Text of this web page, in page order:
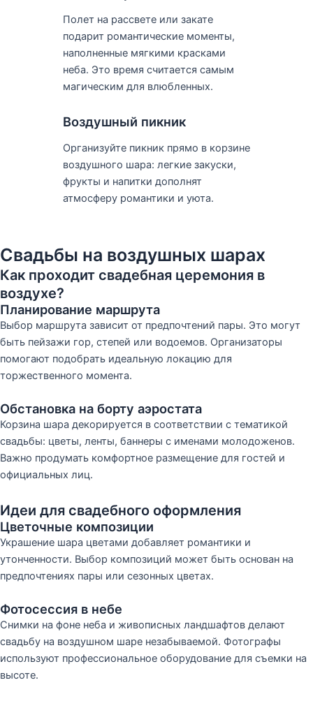
Полет на рассвете или закате
подарит романтические моменты,
наполненные мягкими красками
неба. Это время считается самым
магическим для влюбленных.
Воздушный пикник
Организуйте пикник прямо в корзине
воздушного шара: легкие закуски,
фрукты и напитки дополнят
атмосферу романтики и уюта.
Свадьбы на воздушных шарах
Как проходит свадебная церемония в
воздухе?
Планирование маршрута
Выбор маршрута зависит от предпочтений пары. Это могут
быть пейзажи гор, степей или водоемов. Организаторы
помогают подобрать идеальную локацию для
торжественного момента.
Обстановка на борту аэростата
Корзина шара декорируется в соответствии с тематикой
свадьбы: цветы, ленты, баннеры с именами молодоженов.
Важно продумать комфортное размещение для гостей и
официальных лиц.
Идеи для свадебного оформления
Цветочные композиции
Украшение шара цветами добавляет романтики и
утонченности. Выбор композиций может быть основан на
предпочтениях пары или сезонных цветах.
Фотосессия в небе
Снимки на фоне неба и живописных ландшафтов делают
свадьбу на воздушном шаре незабываемой. Фотографы
используют профессиональное оборудование для съемки на
высоте.